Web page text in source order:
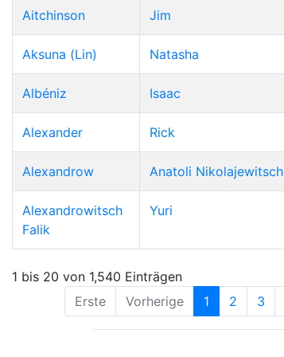
Aitchinson Jim
Aksuna (Lin) Natasha
Albéniz Isaac
Alexander Rick
Alexandrow Anatoli Nikolajewitsch
Alexandrowitsch
Falik
Yuri
1 bis 20 von 1,540 Einträgen
Erste
Vorherige 1 2 3